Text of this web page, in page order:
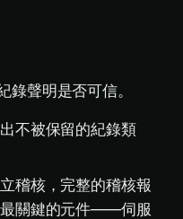
錄聲明是否可信。
不被保留的紀錄類
稽核，完整的稽核報
最關鍵的元件——伺服